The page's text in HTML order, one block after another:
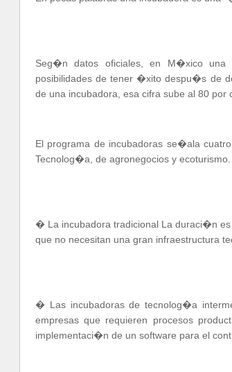
Seg�n datos oficiales, en M�xico una
posibilidades de tener �xito despu�s de
de una incubadora, esa cifra sube al 80 por
El programa de incubadoras se�ala
Tecnolog�a, de agronegocios y ecoturismo.
� La incubadora tradicional La duraci�n
que no necesitan una gran infraestructura
� Las incubadoras de tecnolog�a
empresas que requieren procesos
implementaci�n de un software para el